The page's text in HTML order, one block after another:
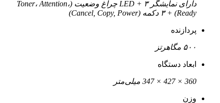
دارای نمایشگر LED + ۳ چراغ وضعیت (Toner، Attention،
Ready) + ۳ دکمه (Cancel, Copy, Power)
پردازنده
۵۰۰ مگاهرتز
ابعاد دستگاه
360 × 427 × 347 میلی‌متر
وزن